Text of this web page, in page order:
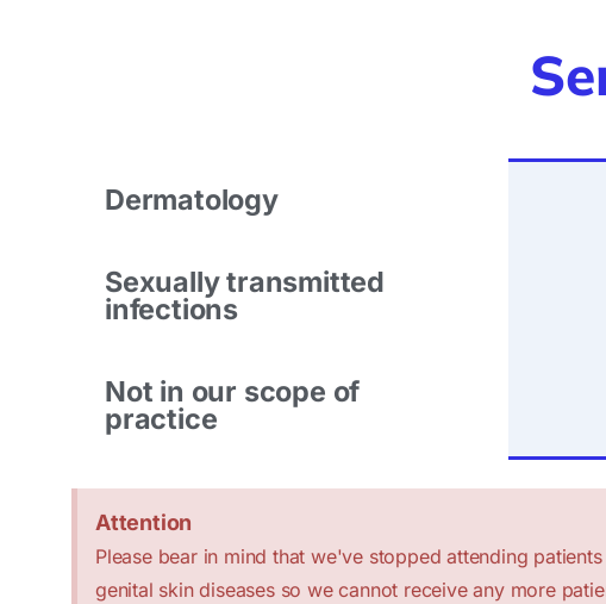
Dermatology
Sexually transmitted
infections
Not in our scope of
practice
Attention
Please bear in mind that we've stopped attending
genital skin diseases so we cannot receive any more